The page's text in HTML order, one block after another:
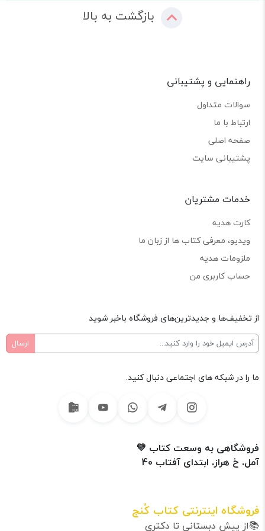
بازگشت به بالا
راهنمایی و پشتیبانی
سوالات متداول
ارتباط با ما
صفحه اصلی
پشتیبانی سایت
خدمات مشتریان
کارت هدیه
ویدیو، معرفی کتاب ها از زبان ما
ملزومات هدیه
حساب کاربری من
از تخفیف‌ها و جدیدترین‌های فروشگاه باخبر شوید
ما را در شبکه های اجتماعی دنبال کنید.
فروشگاهی به وسعت کتاب 💛
آمل، خ هراز، ابتدای آفتاب 40
فروشگاه اینترنتی کتاب کُنج
📚از پیش دبستانی تا دکتری